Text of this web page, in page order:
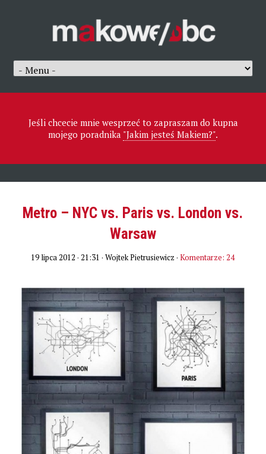
Jeśli chcecie mnie wesprzeć to zapraszam do kupna
mojego poradnika "Jakim jesteś Makiem?".
Metro – NYC vs. Paris vs. London vs.
Warsaw
19 lipca 2012 · 21:31 · Wojtek Pietrusiewicz ·Komentarze: 24